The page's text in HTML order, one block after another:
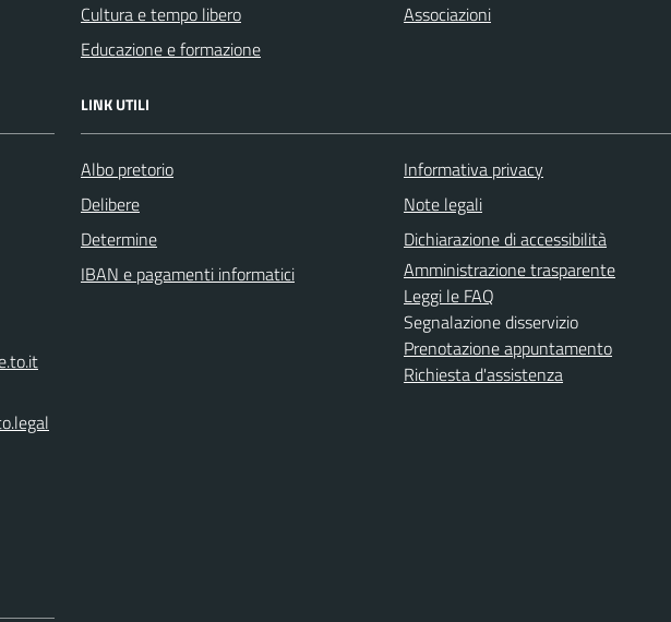
Cultura e tempo libero
Educazione e formazione
Associazioni
LINK UTILI
Albo pretorio
Delibere
Determine
IBAN e pagamenti informatici
Informativa privacy
Note legali
Dichiarazione di accessibilità
Amministrazione trasparente
Leggi le FAQ
Segnalazione disservizio
Prenotazione appuntamento
Richiesta d'assistenza